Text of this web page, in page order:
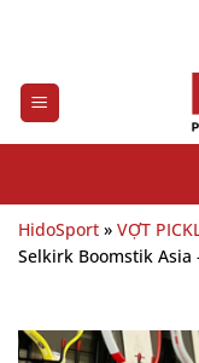
dung
HidoSport » VỢT
Selkirk Boomstik Asia